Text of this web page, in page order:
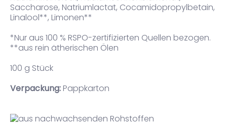
Saccharose, Natriumlactat, Cocamidopropylbetain,
Linalool**, Limonen**
*Nur aus 100 % RSPO-zertifizierten Quellen bezogen.
**aus rein ätherischen Ölen
100 g Stück
Verpackung: Pappkarton